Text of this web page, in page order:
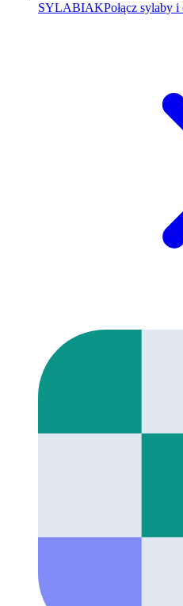
SYLABIAKPołącz sylaby